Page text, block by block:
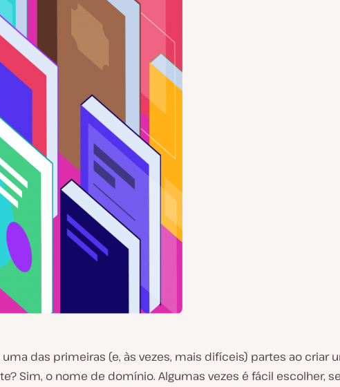
uma das primeiras (e, às vezes, mais difíceis) partes ao criar
Sim, o nome de domínio. Algumas vezes é fácil escolher,